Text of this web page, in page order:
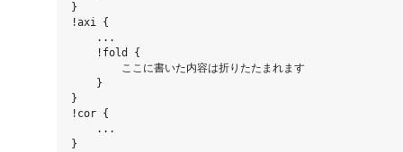
}
!axi {
    ...
    !fold {
        ここに書いた内容は折りたたまれます
    }
}
!cor {
    ...
}